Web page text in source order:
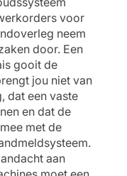
voor
neem
door. Een
gooit de
jou niet van
dat een vaste
en dat de
met de
aan